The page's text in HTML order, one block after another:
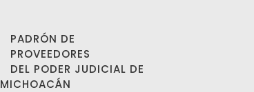
PADRÓN DE
PROVEEDORES
DEL PODER JUDICIAL DE
MICHOACÁN